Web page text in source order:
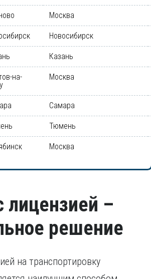
Москва
Новосибирск
Казань
на-
Москва
Самара
Тюмень
Москва
лицензией –
решение
на транспортировку